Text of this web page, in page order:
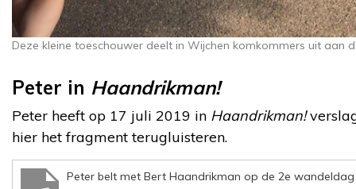
Deze kleine toeschouwer deelt in Wijchen komkommers uit aan
Peter in Haandrikman!
Peter heeft op 17 juli 2019 in Haandrikman!
hier het fragment terugluisteren.
Peter belt met Bert Haandrikman op de 2e wandeldag